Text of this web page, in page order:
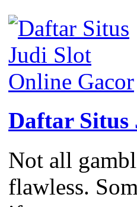
Daftar Situs
Not all
flawless.